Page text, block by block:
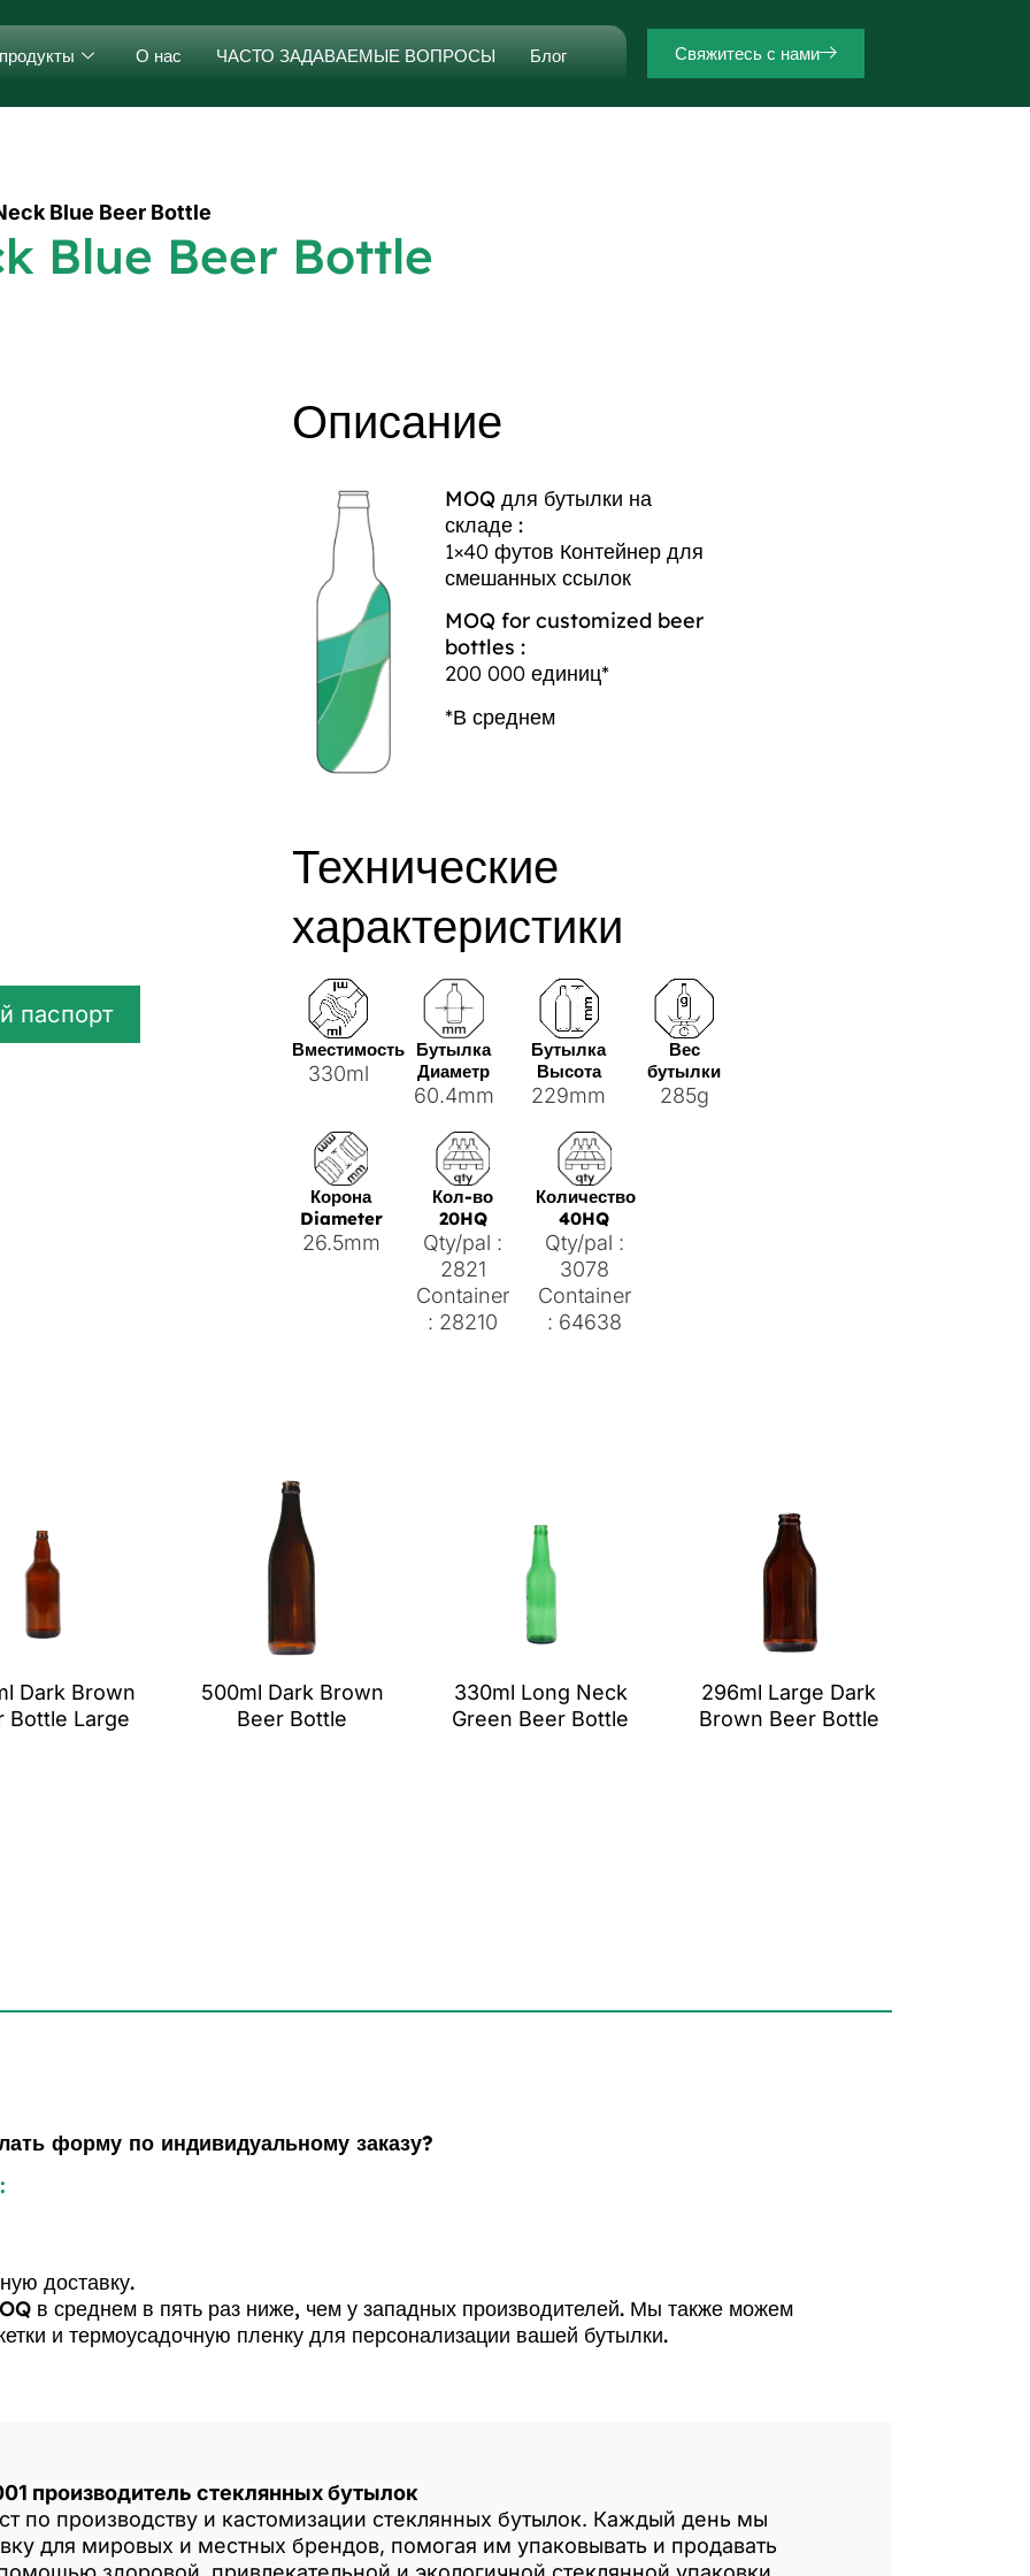
О нас ЧАСТО ЗАДАВАЕМЫЕ ВОПРОСЫ Блог Свяжитесь с нами
Blue Beer Bottle
Blue Beer Bottle
паспорт
Описание
MOQ для бутылки на
складе :
1×40 футов Контейнер для
смешанных ссылок
MOQ for customized beer
bottles :
200 000 единиц*
*В среднем
Технические
характеристики
Вместимость
330ml
Бутылка
Диаметр
60.4mm
Бутылка
Высота
229mm
Вес
бутылки
285g
Корона
Diameter
26.5mm
Кол-во
20HQ
Qty/pal :
2821
Container
: 28210
Количество
40HQ
Qty/pal :
3078
Container
: 64638
Dark Brown
Bottle Large
500ml Dark Brown
Beer Bottle
330ml Long Neck
Green Beer Bottle
296ml Large Dark
Brown Beer Bottle
форму по индивидуальному заказу?
доставку.
в среднем в пять раз ниже, чем у западных производителей. Мы также можем
и термоусадочную пленку для персонализации вашей бутылки.
производитель стеклянных бутылок
по производству и кастомизации стеклянных бутылок. Каждый день мы
для мировых и местных брендов, помогая им упаковывать и продавать